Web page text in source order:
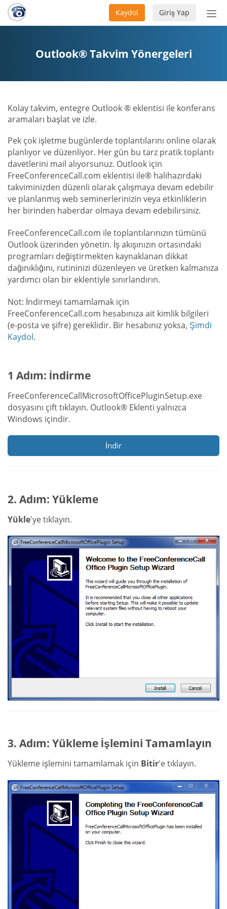
aç/
Giriş Yap
Kaydol
Outlook® Takvim Yönergeleri
Kolay takvim, entegre Outlook ® eklentisi ile konferans
aramaları başlat ve izle.
Pek çok işletme bugünlerde toplantılarını online olarak
planlıyor ve düzenliyor. Her gün bu tarz pratik toplantı
davetlerini mail alıyorsunuz. Outlook için
FreeConferenceCall.com eklentisi ile® halihazırdaki
takviminizden düzenli olarak çalışmaya devam edebilir
ve planlanmış web seminerlerinizin veya etkinliklerin
her birinden haberdar olmaya devam edebilirsiniz.
FreeConferenceCall.com ile toplantılarınızın tümünü
Outlook üzerinden yönetin. İş akışınızın ortasındaki
programları değiştirmekten kaynaklanan dikkat
dağınıklığını, rutininizi düzenleyen ve üretken kalmanıza
yardımcı olan bir eklentiyle sınırlandırın.
Not: İndirmeyi tamamlamak için
FreeConferenceCall.com hesabınıza ait kimlik bilgileri
(e-posta ve şifre) gereklidir. Bir hesabınız yoksa, Şimdi
Kaydol.
1 Adım: İndirme
FreeConferenceCallMicrosoftOfficePluginSetup.exe
dosyasını çift tıklayın. Outlook® Eklenti yalnızca
Windows içindir.
İndir
2. Adım: Yükleme
Yükle'ye tıklayın.
3. Adım: Yükleme İşlemini Tamamlayın
Yükleme işlemini tamamlamak için Bitir'e tıklayın.